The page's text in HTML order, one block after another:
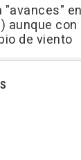
aunque
de viento